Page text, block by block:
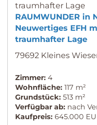
RAUMWUNDER in
Neuwertiges EFH
traumhafter Lage
79692 Kleines
Zimmer: 4
Wohnfläche: 117 m²
Grundstück: 513 m²
Verfügbar ab: nach
Kaufpreis: 645.000